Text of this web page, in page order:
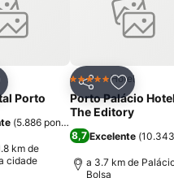
aos favoritos
Porto
(5.886 pontuações
km de
cidade
Partilhar
5 EstrelasHotel
Porto Palácio
The Editory
8,7Excelente (
a 3.7 km de
Bolsa